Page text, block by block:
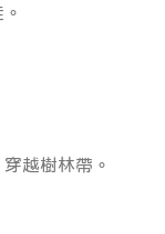
越樹林帶。